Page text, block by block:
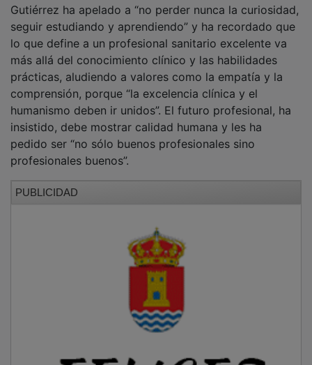
seguir estudiando y aprendiendo” y ha recordado que
lo que define a un profesional sanitario excelente va
más allá del conocimiento clínico y las habilidades
prácticas, aludiendo a valores como la empatía y la
comprensión, porque “la excelencia clínica y el
humanismo deben ir unidos”. El futuro profesional, ha
insistido, debe mostrar calidad humana y les ha
pedido ser “no sólo buenos profesionales sino
profesionales buenos”.